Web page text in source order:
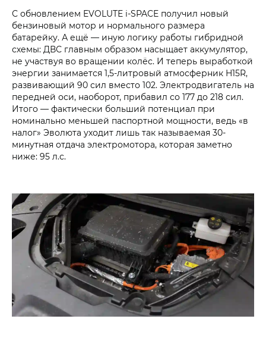
С обновлением EVOLUTE i‑SPACE получил новый
бензиновый мотор и нормального размера
батарейку. А ещё — иную логику работы гибридной
схемы: ДВС главным образом насыщает аккумулятор,
не участвуя во вращении колёс. И теперь выработкой
энергии занимается 1,5-литровый атмосферник H15R,
развивающий 90 сил вместо 102. Электродвигатель на
передней оси, наоборот, прибавил со 177 до 218 сил.
Итого — фактически больший потенциал при
номинально меньшей паспортной мощности, ведь «в
налог» Эволюта уходит лишь так называемая 30-
минутная отдача электромотора, которая заметно
ниже: 95 л.с.